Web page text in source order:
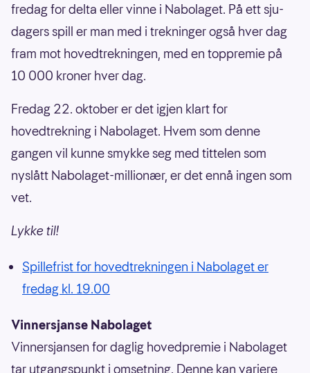
fredag for delta eller vinne i Nabolaget. På ett sju-
dagers spill er man med i trekninger også hver dag
fram mot hovedtrekningen, med en toppremie på
10 000 kroner hver dag.
Fredag 22. oktober er det igjen klart for
hovedtrekning i Nabolaget. Hvem som denne
gangen vil kunne smykke seg med tittelen som
nyslått Nabolaget-millionær, er det ennå ingen som
vet.
Lykke til!
Spillefrist for hovedtrekningen i Nabolaget er
fredag kl. 19.00
Vinnersjanse Nabolaget
Vinnersjansen for daglig hovedpremie i Nabolaget
tar utgangspunkt i omsetning. Denne kan variere,